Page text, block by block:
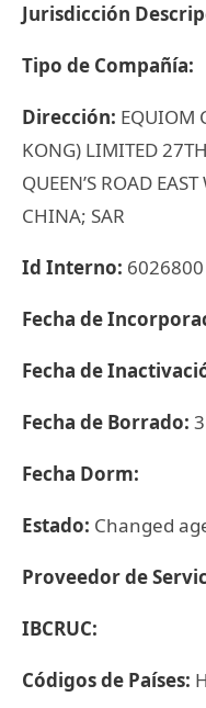
Jurisdicción
Tipo de Compañía:
Dirección: EQUIOM
KONG) LIMITED
QUEEN’S ROAD
CHINA; SAR
Id Interno: 6026800
Fecha de
Fecha de
Fecha de Borrado:
Fecha Dorm:
Estado: Changed
Proveedor de
IBCRUC:
Códigos de Países: